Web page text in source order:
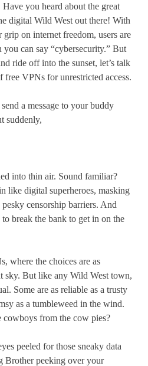
you heard about the great
digital Wild West out there! With
on internet freedom, users are
can say “cybersecurity.” But
ride off into the sunset, let’s talk
free VPNs for unrestricted access.
a message to your buddy
suddenly,
into thin air. Sound familiar?
like digital superheroes, masking
censorship barriers. And
to break the bank to get in on the
where the choices are as
sky. But like any Wild West town,
Some are as reliable as a trusty
as a tumbleweed in the wind.
cowboys from the cow pies?
peeled for those sneaky data
Brother peeking over your